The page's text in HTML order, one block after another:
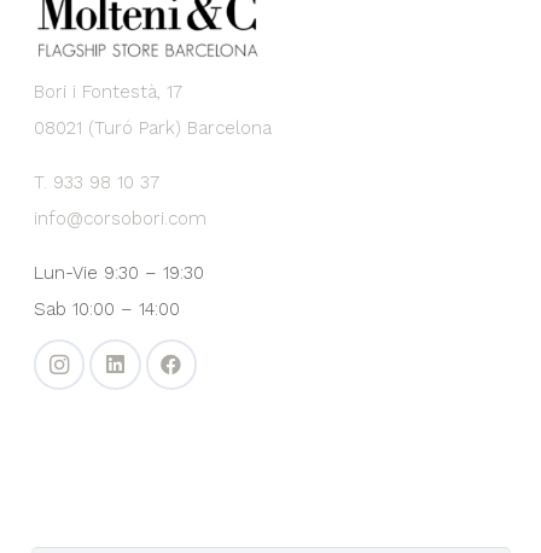
Bori i Fontestà, 17
08021 (Turó Park) Barcelona
T. 933 98 10 37
info@corsobori.com
Lun-Vie 9:30 – 19:30
Sab 10:00 – 14:00